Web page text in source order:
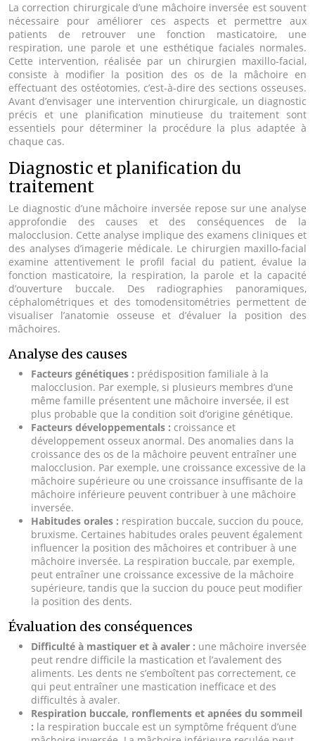
La correction chirurgicale d’une mâchoire inversée est souvent
nécessaire pour améliorer ces aspects et permettre aux
patients de retrouver une fonction masticatoire, une
respiration, une parole et une esthétique faciales normales.
Cette intervention, réalisée par un chirurgien maxillo-facial,
consiste à modifier la position des os de la mâchoire en
effectuant des ostéotomies, c’est-à-dire des sections osseuses.
Avant d’envisager une intervention chirurgicale, un diagnostic
précis et une planification minutieuse du traitement sont
essentiels pour déterminer la procédure la plus adaptée à
chaque cas.
Diagnostic et planification du
traitement
Le diagnostic d’une mâchoire inversée repose sur une analyse
approfondie des causes et des conséquences de la
malocclusion. Cette analyse implique des examens cliniques et
des analyses d’imagerie médicale. Le chirurgien maxillo-facial
examine attentivement le profil facial du patient, évalue la
fonction masticatoire, la respiration, la parole et la capacité
d’ouverture buccale. Des radiographies panoramiques,
céphalométriques et des tomodensitométries permettent de
visualiser l’anatomie osseuse et d’évaluer la position des
mâchoires.
Analyse des causes
Facteurs génétiques : prédisposition familiale à la
malocclusion. Par exemple, si plusieurs membres d’une
même famille présentent une mâchoire inversée, il est
plus probable que la condition soit d’origine génétique.
Facteurs développementals : croissance et
développement osseux anormal. Des anomalies dans la
croissance des os de la mâchoire peuvent entraîner une
malocclusion. Par exemple, une croissance excessive de la
mâchoire supérieure ou une croissance insuffisante de la
mâchoire inférieure peuvent contribuer à une mâchoire
inversée.
Habitudes orales : respiration buccale, succion du pouce,
bruxisme. Certaines habitudes orales peuvent également
influencer la position des mâchoires et contribuer à une
mâchoire inversée. La respiration buccale, par exemple,
peut entraîner une croissance excessive de la mâchoire
supérieure, tandis que la succion du pouce peut modifier
la position des dents.
Évaluation des conséquences
Difficulté à mastiquer et à avaler : une mâchoire inversée
peut rendre difficile la mastication et l’avalement des
aliments. Les dents ne s’emboîtent pas correctement, ce
qui peut entraîner une mastication inefficace et des
difficultés à avaler.
Respiration buccale, ronflements et apnées du sommeil
: la respiration buccale est un symptôme fréquent d’une